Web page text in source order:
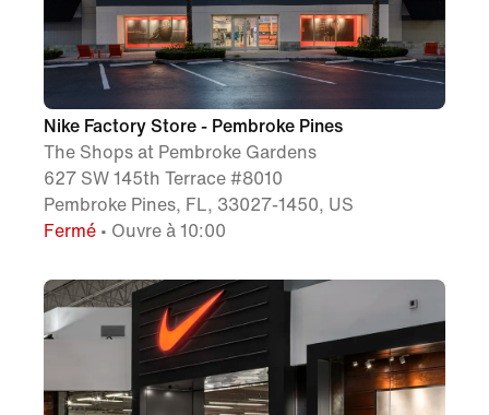
Nike Factory Store - Pembroke Pines
The Shops at Pembroke Gardens
627 SW 145th Terrace #8010
Pembroke Pines, FL, 33027-1450, US
Fermé • Ouvre à 10:00